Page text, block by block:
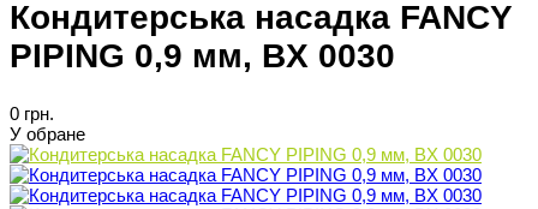
Кондитерська насадка FANCY
PIPING 0,9 мм, BX 0030
0 грн.
У обране